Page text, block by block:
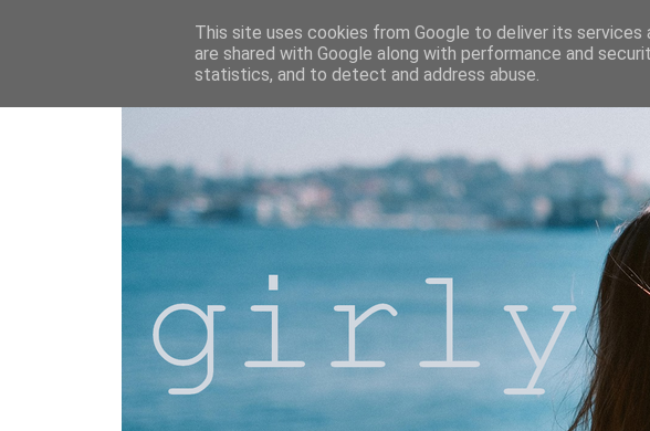
This site uses cookies from Google to deliver its services
are shared with Google along with performance and
statistics, and to detect and address abuse.